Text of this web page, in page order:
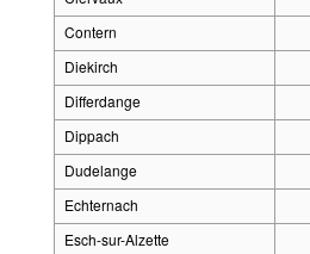
Contern
Diekirch
Differdange
Dippach
Dudelange
Echternach
Esch-sur-Alzette